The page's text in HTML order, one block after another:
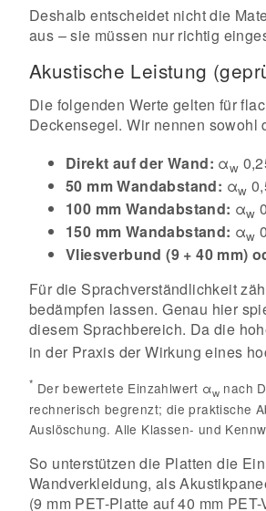
Deshalb entscheidet nicht die
aus – sie müssen nur richtig
Akustische Leistung
Die folgenden Werte gelten für
Deckensegel. Wir nennen
Direkt auf der Wand: αw
50 mm Wandabstand: αw
100 mm Wandabstand: αw
150 mm Wandabstand: αw
Vliesverbund (9 + 40 mm)
Für die Sprachverständlichkeit
bedämpfen lassen. Genau hier
diesem Sprachbereich. Da die
in der Praxis der Wirkung eines
* Der bewertete Einzahlwert αw nach
rechnerisch begrenzt; die praktische
Auslöschung. Alle Klassen- und
So unterstützen die Platten die
Wandverkleidung, als
(9 mm PET-Platte auf 40 mm